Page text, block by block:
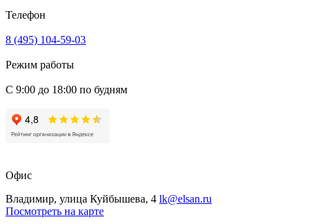
Телефон
8 (495) 104-59-03
Режим работы
С 9:00 до 18:00 по будням
Офис
Владимир, улица Куйбышева, 4 lk@elsan.ru
Посмотреть на карте